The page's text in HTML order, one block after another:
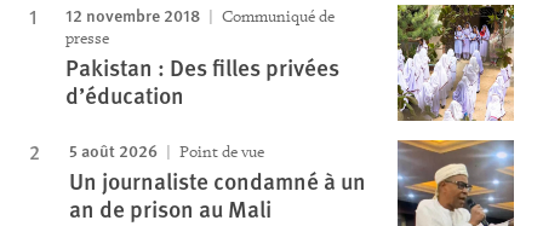
12 novembre 2018
Communiqué de
presse
Pakistan : Des filles privées
d’éducation
5 août 2026 Point de vue
Un journaliste condamné à un
an de prison au Mali